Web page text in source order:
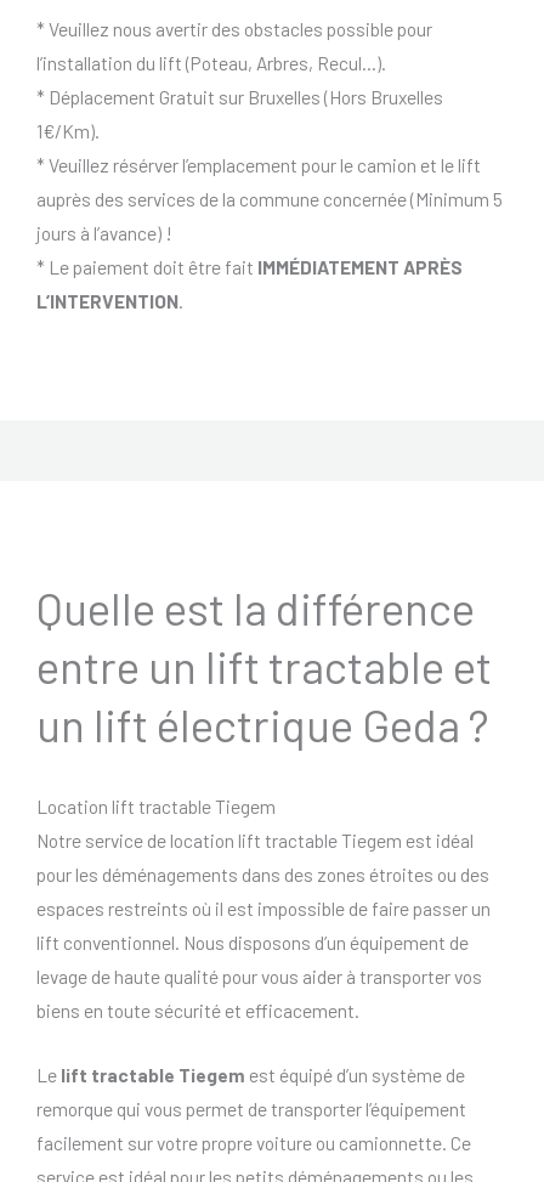
* Veuillez nous avertir des obstacles possible pour
l’installation du lift (Poteau, Arbres, Recul…).
* Déplacement Gratuit sur Bruxelles (Hors Bruxelles
1€/Km).
* Veuillez résérver l’emplacement pour le camion et le lift
auprès des services de la commune concernée (Minimum 5
jours à l’avance) !
* Le paiement doit être fait IMMÉDIATEMENT APRÈS
L’INTERVENTION
Quelle est la différence
entre un lift tractable et
un lift électrique Geda ?
Location lift tractable Tiegem
Notre service de location lift tractable Tiegem est idéal
pour les déménagements dans des zones étroites ou des
espaces restreints où il est impossible de faire passer un
lift conventionnel. Nous disposons d’un équipement de
levage de haute qualité pour vous aider à transporter vos
biens en toute sécurité et efficacement.
Le lift tractable Tiegem est équipé d’un système de
remorque qui vous permet de transporter l’équipement
facilement sur votre propre voiture ou camionnette. Ce
service est idéal pour les petits déménagements ou les